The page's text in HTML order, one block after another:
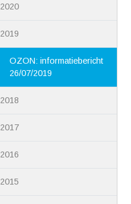
2020
2019
OZON: informatiebericht
26/07/2019
2018
2017
2016
2015